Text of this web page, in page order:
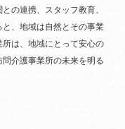
の連携、スタッフ教育、
、地域は自然とその事業
は、地域にとって安心の
介護事業所の未来を明る